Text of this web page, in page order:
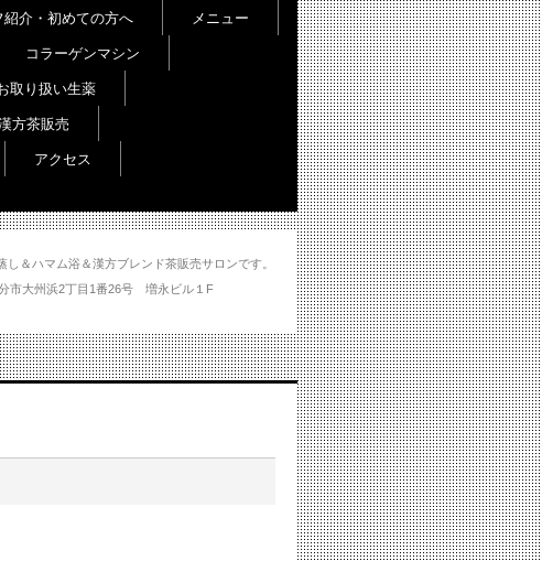
＆ハマム浴＆漢方ブレンド茶販売サロンです。
分市大州浜2丁目1番26号 増永ビル１F
紹介・初めての方へ メニュー
コラーゲンマシン
取り扱い生薬
方茶販売
アクセス